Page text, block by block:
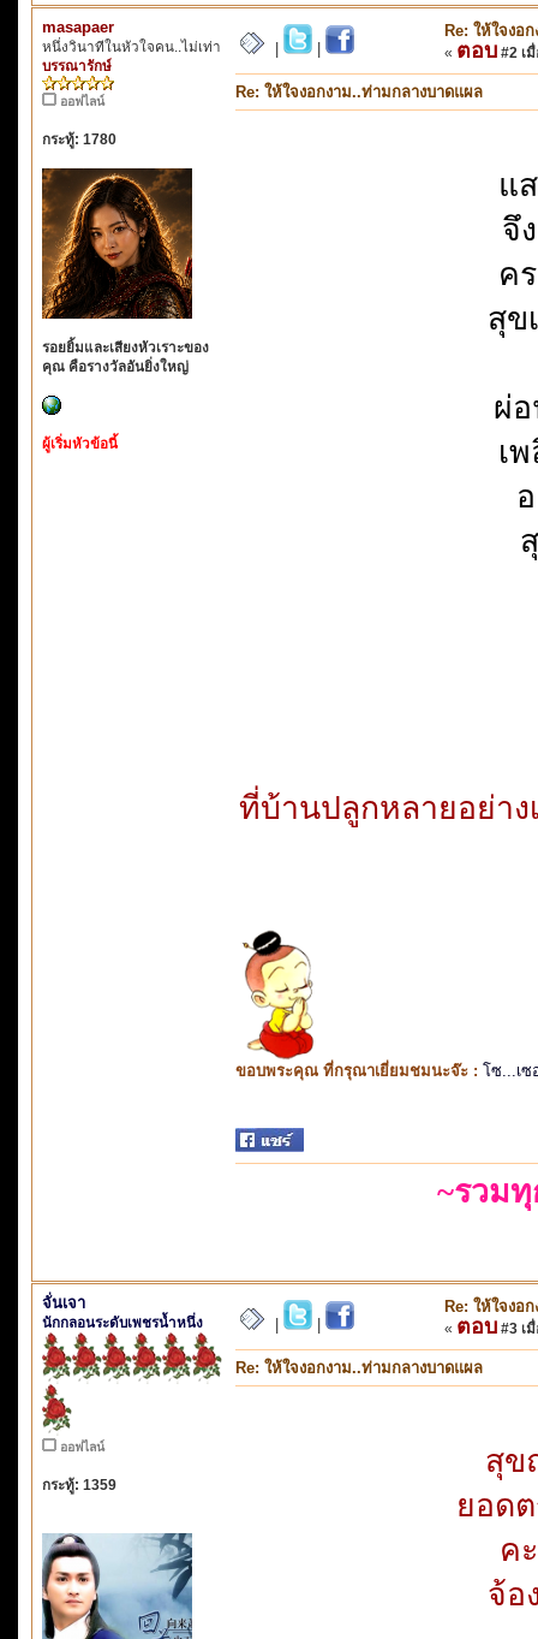
masapaer
หนึ่งวินาทีในหัวใจคน..ไม่เท่า
บรรณารักษ์
ออฟไลน์
กระทู้: 1780
รอยยิ้มและเสียงหัวเราะของ
คุณ คือรางวัลอันยิ่งใหญ่
ผู้เริ่มหัวข้อนี้
Re: ให้ใจงอ
« ตอบ #2 เ
Re: ให้ใจงอกงาม..ท่ามกลางบาดแผล
แ
จึ
ค
สุข
ผ่
เ
ที่บ้านปลูกหลายอย่าง
ขอบพระคุณ ที่กรุณาเยี่ยมชมนะจ๊ะ : โซ...เซ
~รวม
จั่นเจา
นักกลอนระดับเพชรน้ำหนึ่ง
ออฟไลน์
กระทู้: 1359
Re: ให้ใจงอ
« ตอบ #3 เ
Re: ให้ใจงอกงาม..ท่ามกลางบาดแผล
สุข
ยอด
ค
จ้อ